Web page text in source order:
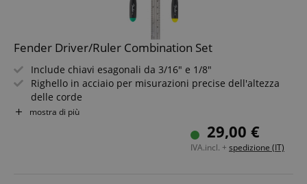
Fender Driver/Ruler Combination Set
Include chiavi esagonali da 3/16" e 1/8"
Righello in acciaio per misurazioni precise dell'altezza
delle corde
Ideale per regolazioni di ponte e capotasto
Realizzato in resistente acciaio inossidabile
Compatto e perfetto da portare con te
Garantisce la suonabilità ottimale del tuo strumento
mostra di più
29,00 €
IVA.incl. + spedizione (IT)